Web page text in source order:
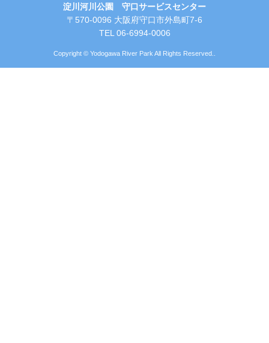
淀川河川公園 守口サービスセンター
〒570-0096 大阪府守口市外島町7-6
TEL 06-6994-0006
Copyright © Yodogawa River Park All Rights Reserved..